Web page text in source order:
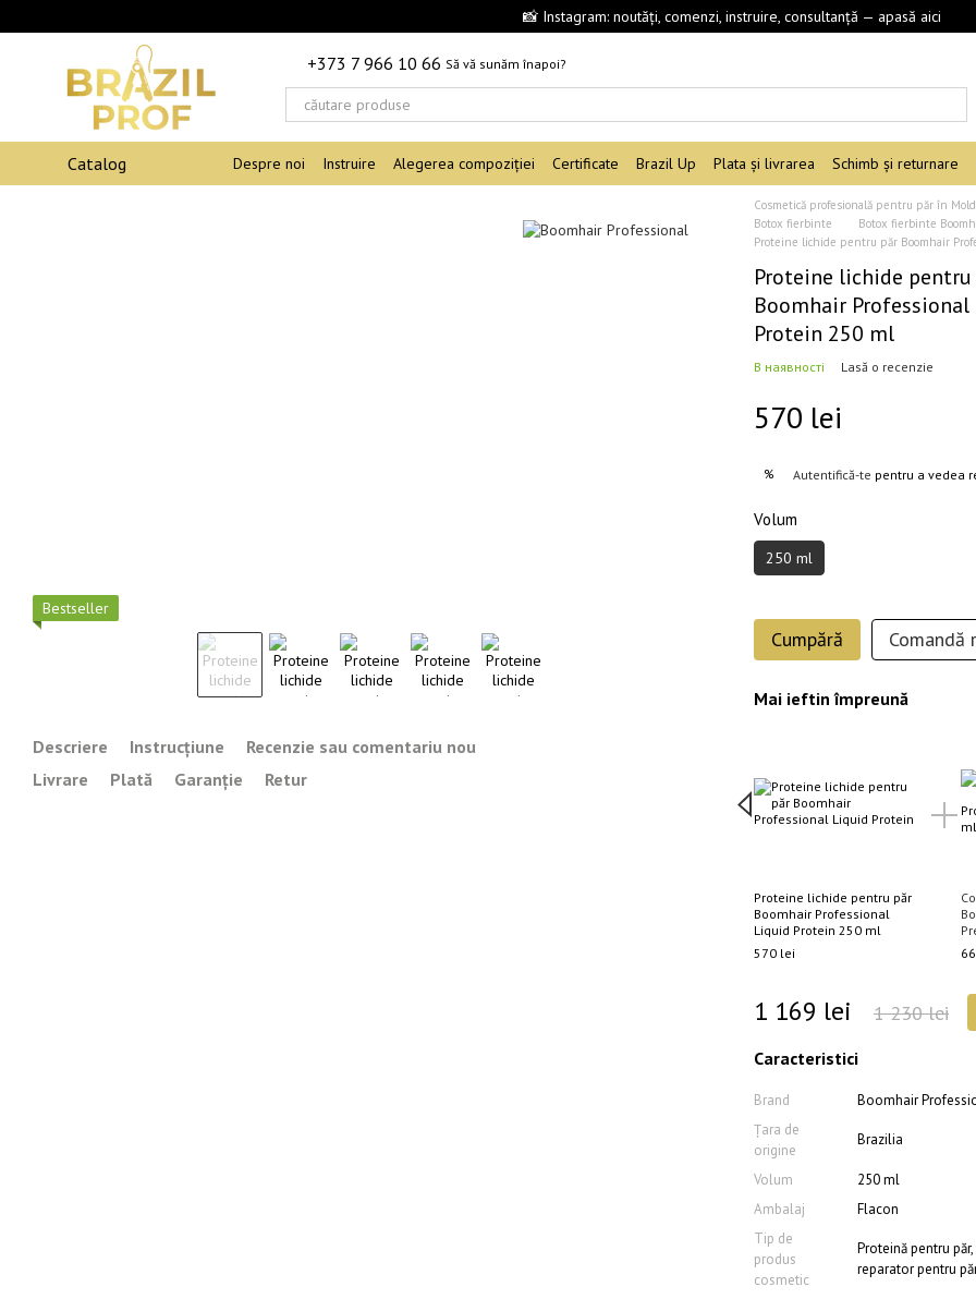
📸 Instagram: noutăți, comenzi, instruire, consultanță — apasă aici
+373 7 966 10 66 Să vă sunăm înapoi?
Catalog Despre noi Instruire Alegerea compoziției Certificate Brazil Up Plata și livrarea Schimb și returnare
Best­seller
Descriere Instrucțiune
Recenzie sau comentariu nou
Livrare
Plată Garanție Retur
Cosmetică profesională pentru păr în
Botox fierbinte
Botox fierbinte
Proteine lichide pentru păr Boomhair
Proteine lichide pentru
Boomhair
Protein 250 ml
В наявності Lasă o recenzie
570 lei
% Autentifică-te pentru a vedea
Volum
250 ml
Cumpără Comandă
Mai ieftin împreună
Proteine lichide pentru păr
Boomhair Professional
Liquid Protein 250 ml
570 lei
1 169 lei 1 230 lei
Caracteristici
Brand
Boomhair
Țara de
origine
Brazilia
Volum
250 ml
Ambalaj
Flacon
Tip de
produs
cosmetic
Proteină pentru
reparator pentru